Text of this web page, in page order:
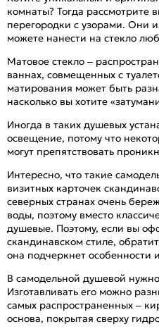
комнаты? Тогда рассмотрите
перегородки с узорами. Они
можете нанести на стекло
Матовое стекло –
ваннах, совмещенных с
матирования может быть
насколько вы хотите
Иногда в таких душевых
освещение, потому что
могут препятствовать
Интересно, что такие
визитных карточек
северных странах очень
воды, поэтому вместо
душевые. Поэтому, если вы
скандинавском стиле,
она подчеркнет особенности
В самодельной душевой
Изготавливать его можно
самых распространенных –
основа, покрытая сверху